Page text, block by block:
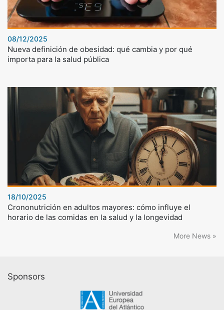
08/12/2025
Nueva definición de obesidad: qué cambia y por qué
importa para la salud pública
18/10/2025
Crononutrición en adultos mayores: cómo influye el
horario de las comidas en la salud y la longevidad
More News »
Sponsors